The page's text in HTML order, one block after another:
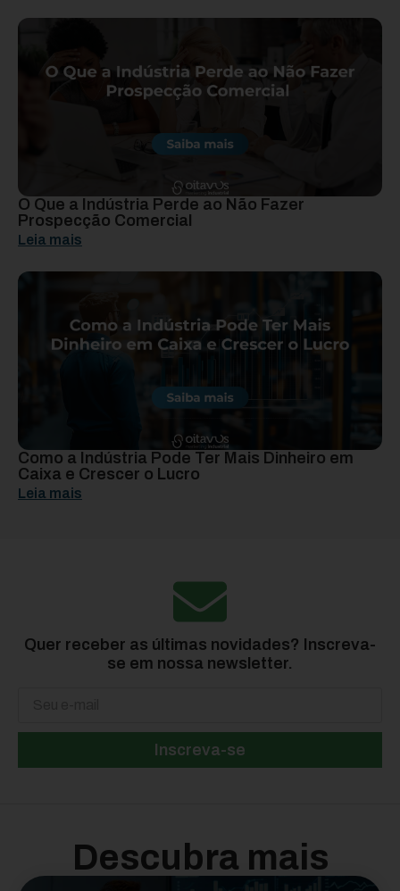
O Que a Indústria Perde ao Não Fazer
Prospecção Comercial
Leia mais
Como a Indústria Pode Ter Mais Dinheiro em
Caixa e Crescer o Lucro
Leia mais
Quer receber as últimas novidades? Inscreva-
se em nossa newsletter.
Inscreva-se
Descubra mais